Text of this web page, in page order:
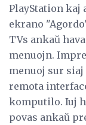
PlayStation kaj
ekrano
TVs ankaŭ
menuojn.
menuoj sur
remota
komputilo. Iuj
povas ankaŭ